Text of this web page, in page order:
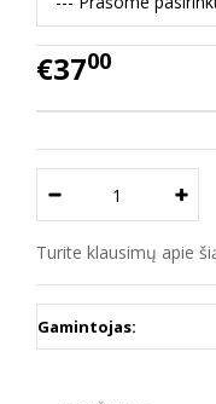
€3700
Turite klausimų apie
Gamintojas: